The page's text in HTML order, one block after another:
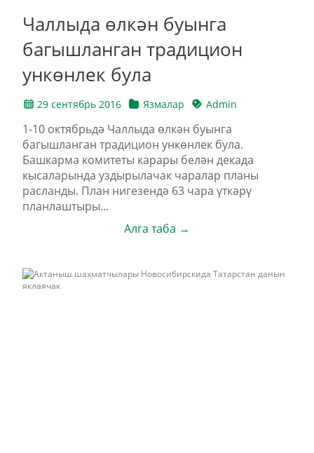
Чаллыда өлкән буынга
багышланган традицион
ункөнлек була
29 сентябрь 2016 Язмалар Admin
1-10 октябрьдә Чаллыда өлкән буынга
багышланган традицион ункөнлек була.
Башкарма комитеты карары белән декада
кысаларында уздырылачак чаралар планы
расланды. План нигезендә 63 чара үткәрү
планлаштыры...
Алга таба →